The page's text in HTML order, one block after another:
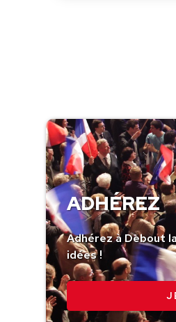
ADHÉREZ
Adhérez à Debout
idées !